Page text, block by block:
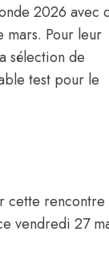
2026 avec
mars. Pour leur
sélection de
test pour le
cette rencontre
vendredi 27